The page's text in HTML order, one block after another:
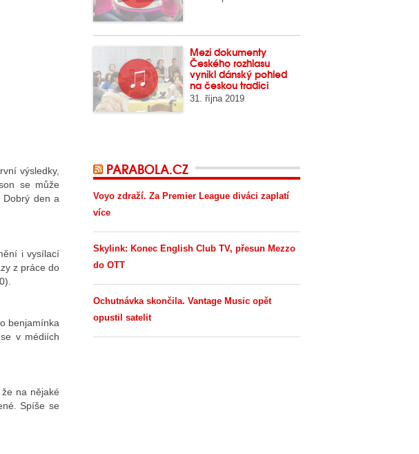
výsledky,
se může
Dobrý den a
i vysílací
z práce do
benjamínka
v médiích
na nějaké
Spíše se
Mezi dokumenty
Českého rozhlasu
vynikl dánský pohled
na českou tradici
31. října 2019
PARABOLA.CZ
Voyo zdraží. Za Premier League diváci zaplatí
více
Skylink: Konec English Club TV, přesun Mezzo
do OTT
Ochutnávka skončila. Vantage Music opět
opustil satelit